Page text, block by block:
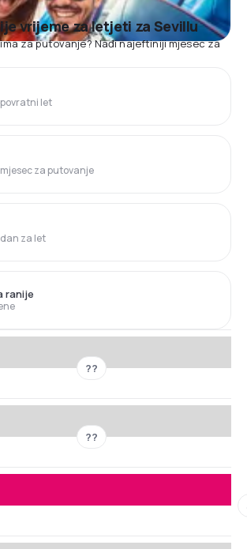
vrijeme za letjeti za Sevillu
za putovanje? Nađi najeftiniji mjesec za
let
za putovanje
za let
ranije
??
??